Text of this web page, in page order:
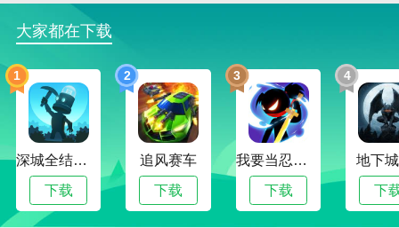
可以提供的功能也非常好用。
3.在线预购游戏，搜索即将上线的网游资源，一键预购
游戏，网游自动下载到手机上。
豌豆荚无广告版亮点
1.豌豆荚无广告版提供的各种应用都进行了详细的分
类，方便用户在这个app中选择和查找。
2.还可以得到更好的服务。可以直接搜索所需软件，实
现一键下载服务。
大家都在下载
1
深城全结局解锁版
下载
2
追风赛车
下载
3
我要当忍者无限金币版
下载
4
地下
下